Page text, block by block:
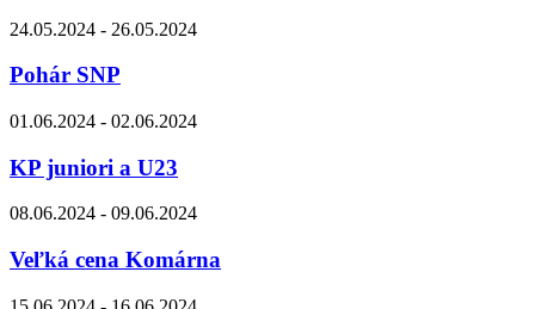
24.05.2024 - 26.05.2024
Pohár SNP
01.06.2024 - 02.06.2024
KP juniori a U23
08.06.2024 - 09.06.2024
Veľká cena Komárna